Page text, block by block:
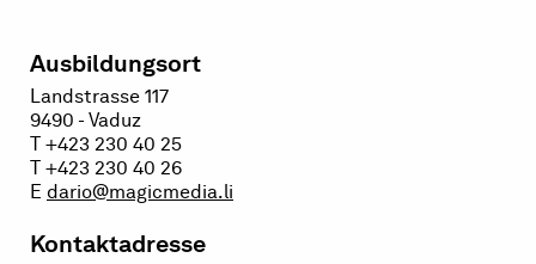
Ausbildungsort
Landstrasse 117
9490 - Vaduz
T +423 230 40 25
T +423 230 40 26
E dario@magicmedia.li
Kontaktadresse